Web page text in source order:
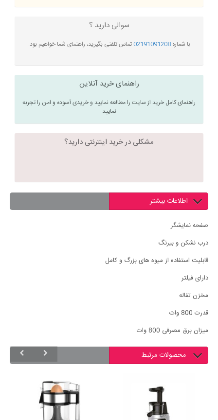
سوالی دارید ؟
با شماره02191091208تماس تلفنی بگیرید، راهنمای شما خواهیم بود.
راهنمای خرید آنلاین
راهنمای کامل خرید از سایت را مطالعه نمایید و خریدی آسوده و امن را تجربه
نمایید
مشکلی در خرید اینترنتی دارید؟
اطلاعات بیشتر
صفحه نمایشگر
درب نشکن و بیرنگ
قابلیت استفاده از میوه های بزرگ و کامل
دارای فیلتر
مخزن تفاله
قدرت 800 وات
میزان برق مصرفی 800 وات
محصولات مرتبط